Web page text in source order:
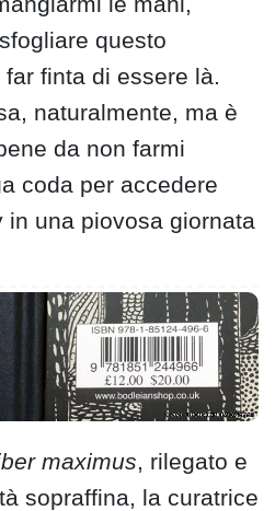
questo
finta di essere là.
naturalmente, ma è
da non farmi
coda per accedere
in una piovosa giornata
maximus, rilegato e
sopraffina, la curatrice